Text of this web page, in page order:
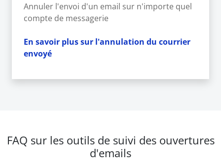
Annuler l'envoi d'un email sur n'importe quel
compte de messagerie
En savoir plus sur l'annulation du courrier
envoyé
FAQ sur les outils de suivi des ouvertures
d'emails